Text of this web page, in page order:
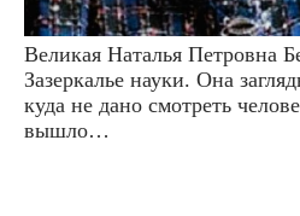
Великая Наталья Петровна
Зазеркалье науки. Она
куда не дано смотреть
вышло…